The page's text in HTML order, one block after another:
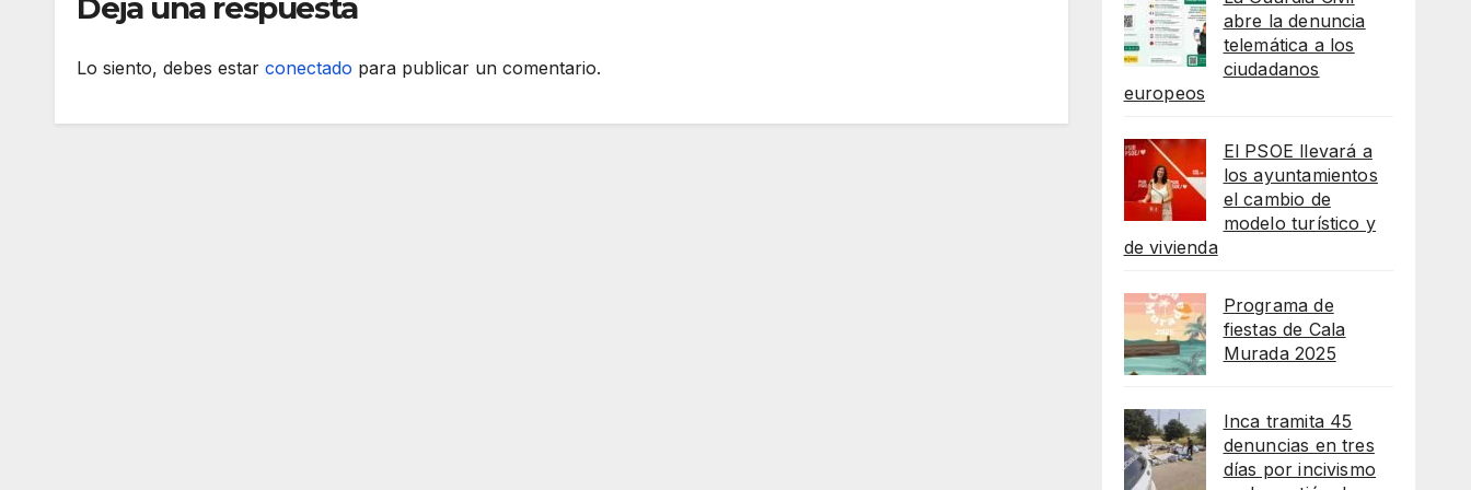
Deja una respuesta
Lo siento, debes estar conectado para publicar un comentario.
abre la denuncia
telemática a los
ciudadanos
europeos
El PSOE llevará a
los ayuntamientos
el cambio de
modelo turístico y
de vivienda
Programa de
fiestas de Cala
Murada 2025
Inca tramita 45
denuncias en tres
días por incivismo